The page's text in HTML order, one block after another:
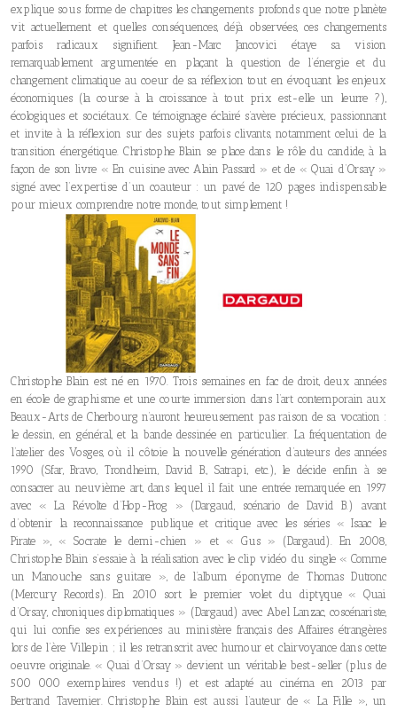
explique sous forme de chapitres les changements profonds que notre planète
vit actuellement et quelles conséquences, déjà observées, ces changements
parfois radicaux signifient. Jean-Marc Jancovici étaye sa vision
remarquablement argumentée en plaçant la question de l’énergie et du
changement climatique au coeur de sa réflexion tout en évoquant les enjeux
économiques (la course à la croissance à tout prix est-elle un leurre ?),
écologiques et sociétaux. Ce témoignage éclairé s’avère précieux, passionnant
et invite à la réflexion sur des sujets parfois clivants, notamment celui de la
transition énergétique. Christophe Blain se place dans le rôle du candide, à la
façon de son livre « En cuisine avec Alain Passard » et de « Quai d’Orsay »
signé avec l’expertise d’un coauteur : un pavé de 120 pages indispensable
pour mieux comprendre notre monde, tout simplement !
Christophe Blain est né en 1970. Trois semaines en fac de droit, deux années
en école de graphisme et une courte immersion dans l’art contemporain aux
Beaux-Arts de Cherbourg n’auront heureusement pas raison de sa vocation :
le dessin, en général, et la bande dessinée en particulier. La fréquentation de
l’atelier des Vosges, où il côtoie la nouvelle génération d’auteurs des années
1990 (Sfar, Bravo, Trondheim, David B., Satrapi, etc.), le décide enfin à se
consacrer au neuvième art, dans lequel il fait une entrée remarquée en 1997
avec « La Révolte d’Hop-Frog » (Dargaud, scénario de David B.) avant
d’obtenir la reconnaissance publique et critique avec les séries « Isaac le
Pirate », « Socrate le demi-chien » et « Gus » (Dargaud). En 2008,
Christophe Blain s’essaie à la réalisation avec le clip vidéo du single « Comme
un Manouche sans guitare », de l’album éponyme de Thomas Dutronc
(Mercury Records). En 2010 sort le premier volet du diptyque « Quai
d’Orsay, chroniques diplomatiques » (Dargaud) avec Abel Lanzac, coscénariste,
qui lui confie ses expériences au ministère français des Affaires étrangères
lors de l’ère Villepin ; il les retranscrit avec humour et clairvoyance dans cette
oeuvre originale. « Quai d’Orsay » devient un véritable best-seller (plus de
500 000 exemplaires vendus !) et est adapté au cinéma en 2013 par
Bertrand Tavernier. Christophe Blain est aussi l’auteur de « La Fille », un